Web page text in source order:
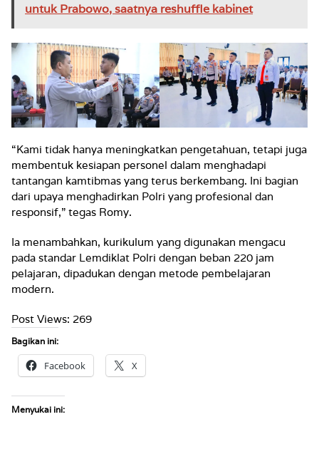
untuk Prabowo, saatnya reshuffle kabinet
“Kami tidak hanya meningkatkan pengetahuan, tetapi juga
membentuk kesiapan personel dalam menghadapi
tantangan kamtibmas yang terus berkembang. Ini bagian
dari upaya menghadirkan Polri yang profesional dan
responsif,” tegas Romy.
Ia menambahkan, kurikulum yang digunakan mengacu
pada standar Lemdiklat Polri dengan beban 220 jam
pelajaran, dipadukan dengan metode pembelajaran
modern.
Post Views: 269
Bagikan ini:
Facebook X
Menyukai ini: